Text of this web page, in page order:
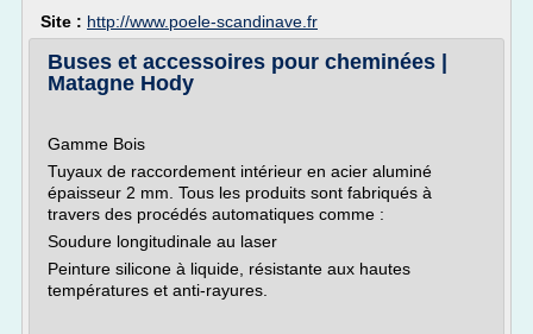
Site : http://www.poele-scandinave.fr
Buses et accessoires pour cheminées |
Matagne Hody
Gamme Bois
Tuyaux de raccordement intérieur en acier aluminé
épaisseur 2 mm. Tous les produits sont fabriqués à
travers des procédés automatiques comme :
Soudure longitudinale au laser
Peinture silicone à liquide, résistante aux hautes
températures et anti-rayures.